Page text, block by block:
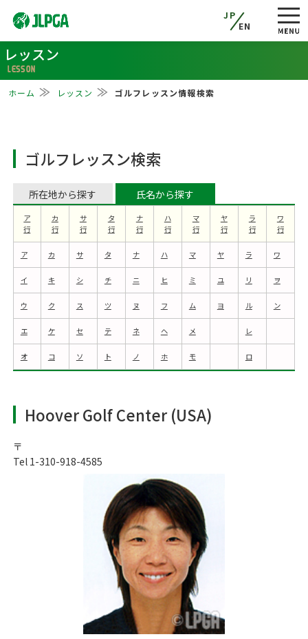
JP
EN
レッスン
LESSON
ホーム レッスン ゴルフレッスン情報検索
ゴルフレッスン検索
所在地から探す 氏名から探す
ア
行
カ
行
サ
行
タ
行
ナ
行
ハ
行
マ
行
ヤ
行
ラ
行
ワ
行
ア カ サ タ ナ ハ マ ヤ ラ ワ
イ キ シ チ ニ ヒ ミ ユ リ ヲ
ウ ク ス ツ ヌ フ ム ヨ ル ン
エ ケ セ テ ネ ヘ メ レ
オ コ ソ ト ノ ホ モ ロ
Hoover Golf Center (USA)
〒
Tel 1-310-918-4585